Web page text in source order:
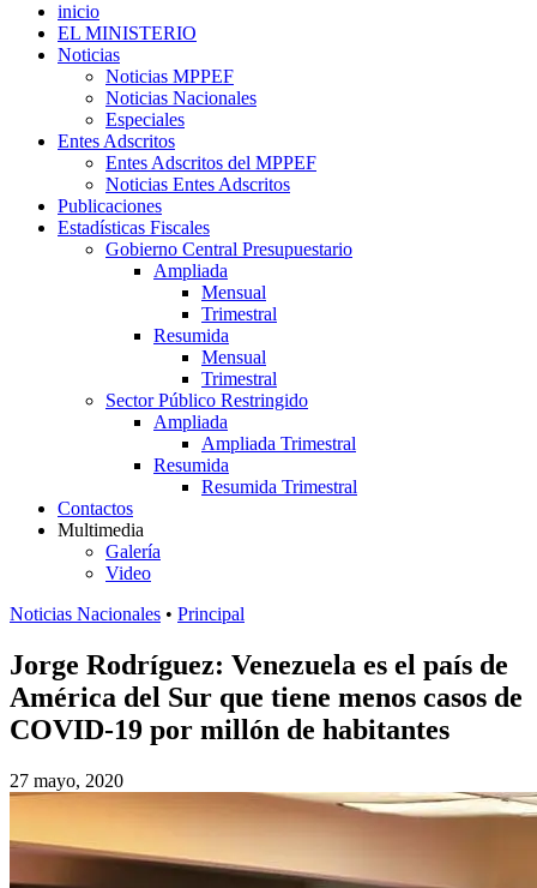
inicio
EL MINISTERIO
Noticias
Noticias MPPEF
Noticias Nacionales
Especiales
Entes Adscritos
Entes Adscritos del MPPEF
Noticias Entes Adscritos
Publicaciones
Estadísticas Fiscales
Gobierno Central Presupuestario
Ampliada
Mensual
Trimestral
Resumida
Mensual
Trimestral
Sector Público Restringido
Ampliada
Ampliada Trimestral
Resumida
Resumida Trimestral
Contactos
Multimedia
Galería
Video
Noticias Nacionales • Principal
Jorge Rodríguez: Venezuela es el país de
América del Sur que tiene menos casos de
COVID-19 por millón de habitantes
27 mayo, 2020